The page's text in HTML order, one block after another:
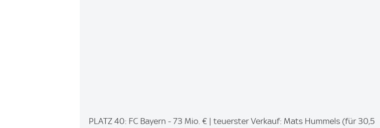
IPLATZ 40: FC Bayern - 73 Mio. € | teuerster Verkauf: Mats Hummels (für 30,5